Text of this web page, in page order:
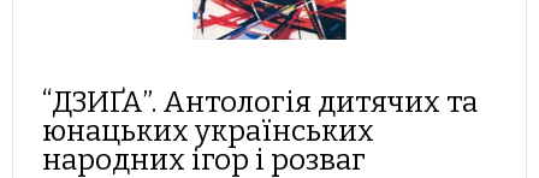
“ДЗИҐА”. Антологія дитячих та
юнацьких українських
народних ігор і розваг